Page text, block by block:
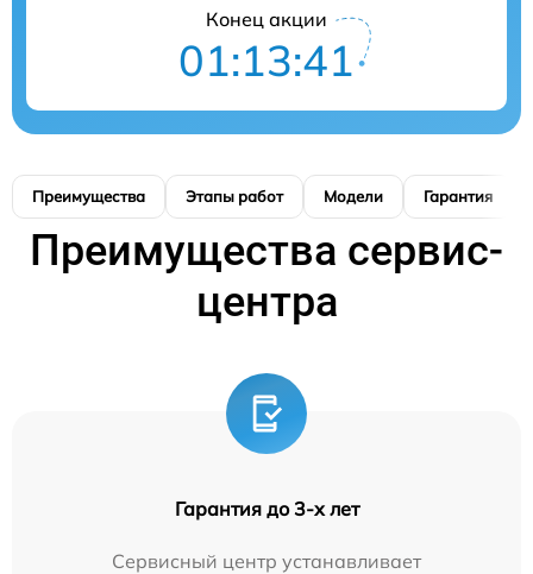
Конец акции
01:13:41
Преимущества Этапы работ Модели Гарантия
Преимущества сервис-
центра
Гарантия до 3-х лет
Сервисный центр устанавливает